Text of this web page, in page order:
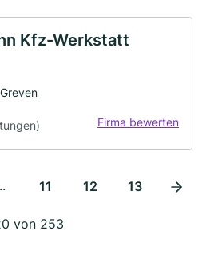
Kfz-Werkstatt
Firma bewerten
11 12 13
von 253